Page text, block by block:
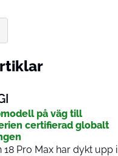
på väg till
certifierad globalt
18 Pro Max har dykt upp i